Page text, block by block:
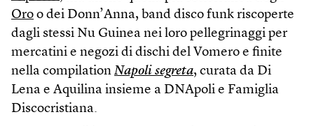
Oro o dei Donn’Anna, band disco funk riscoperte
dagli stessi Nu Guinea nei loro pellegrinaggi per
mercatini e negozi di dischi del Vomero e finite
nella compilation Napoli segreta, curata da Di
Lena e Aquilina insieme a DNApoli e Famiglia
Discocristiana.